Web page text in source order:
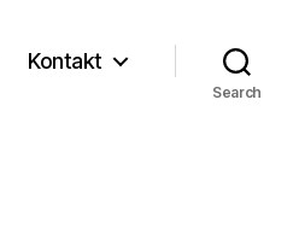
Kontakt
Search